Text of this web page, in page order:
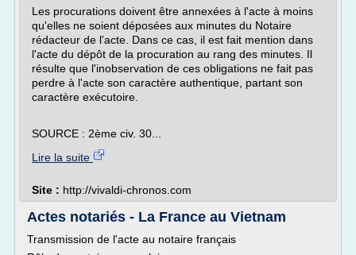
Les procurations doivent être annexées à l'acte à moins
qu'elles ne soient déposées aux minutes du Notaire
rédacteur de l'acte. Dans ce cas, il est fait mention dans
l'acte du dépôt de la procuration au rang des minutes. Il
résulte que l'inobservation de ces obligations ne fait pas
perdre à l'acte son caractère authentique, partant son
caractère exécutoire.
SOURCE : 2ème civ. 30...
Lire la suite
Site : http://vivaldi-chronos.com
Actes notariés - La France au Vietnam
Transmission de l'acte au notaire français